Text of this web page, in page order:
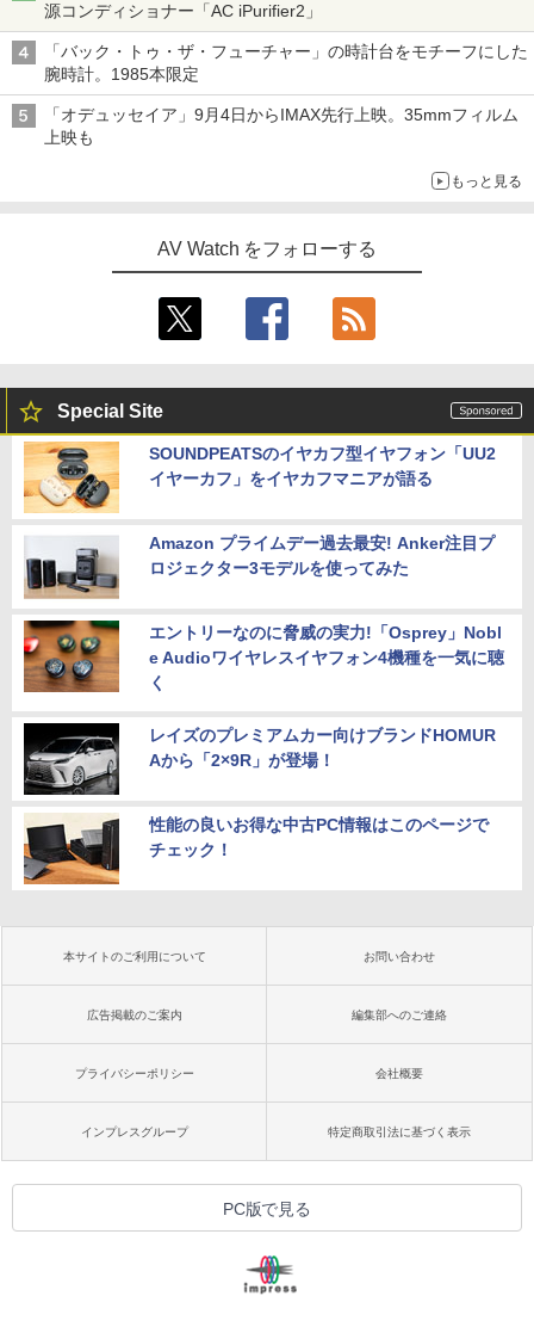
源コンディショナー「AC iPurifier2」
「バック・トゥ・ザ・フューチャー」の時計台をモチーフにした
腕時計。1985本限定
「オデュッセイア」9月4日からIMAX先行上映。35mmフィルム
上映も
もっと見る
AV Watch をフォローする
Special Site
SOUNDPEATSのイヤカフ型イヤフォン「UU2
イヤーカフ」をイヤカフマニアが語る
Amazon プライムデー過去最安! Anker注目プ
ロジェクター3モデルを使ってみた
エントリーなのに脅威の実力!「Osprey」Nobl
e Audioワイヤレスイヤフォン4機種を一気に聴
く
レイズのプレミアムカー向けブランドHOMUR
Aから「2×9R」が登場！
性能の良いお得な中古PC情報はこのページで
チェック！
本サイトのご利用について お問い合わせ
広告掲載のご案内 編集部へのご連絡
プライバシーポリシー 会社概要
インプレスグループ 特定商取引法に基づく表示
PC版で見る